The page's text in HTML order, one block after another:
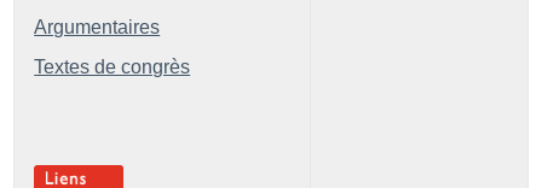
Argumentaires
Textes de congrès